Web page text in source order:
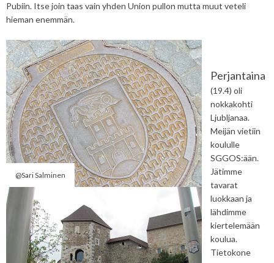
Pubiin. Itse join taas vain yhden Union pullon mutta muut veteli
hieman enemmän.
@Sari Salminen
Perjantaina
(19.4) oli
nokkakohti
Ljubljanaa.
Meijän vietiin
koululle
SGGOS:ään.
Jätimme
tavarat
luokkaan ja
lähdimme
kiertelemään
koulua.
Tietokone